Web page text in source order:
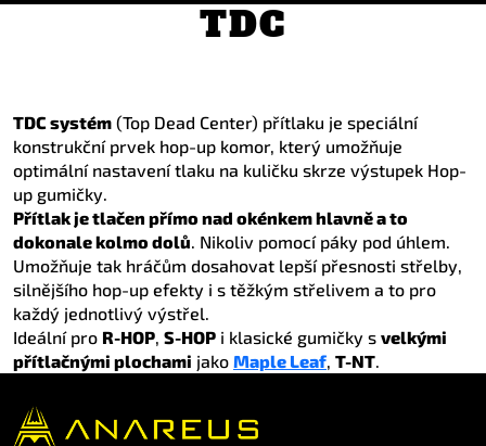
TDC
TDC systém (Top Dead Center) přítlaku je speciální
konstrukční prvek hop-up komor, který umožňuje
optimální nastavení tlaku na kuličku skrze výstupek Hop-
up gumičky.
Přítlak je tlačen přímo nad okénkem hlavně a to
dokonale kolmo dolů. Nikoliv pomocí páky pod úhlem.
Umožňuje tak hráčům dosahovat lepší přesnosti střelby,
silnějšího hop-up efekty i s těžkým střelivem a to pro
každý jednotlivý výstřel.
Ideální pro R-HOP, S-HOP i klasické gumičky s velkými
přítlačnými plochami jako Maple Leaf, T-NT.